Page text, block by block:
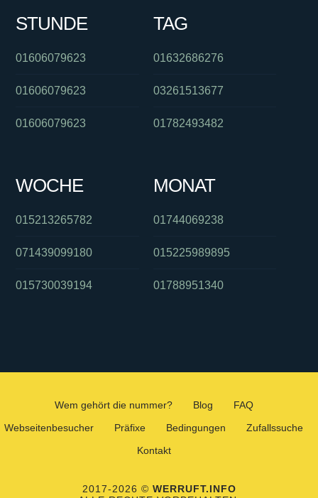
STUNDE
01606079623
01606079623
01606079623
TAG
01632686276
03261513677
01782493482
WOCHE
015213265782
071439099180
015730039194
MONAT
01744069238
015225989895
01788951340
Wem gehört die nummer? Blog
FAQ
Webseitenbesucher
Präfixe Bedingungen
Zufallssuche
Kontakt
2017-2026 © WERRUFT.INFO